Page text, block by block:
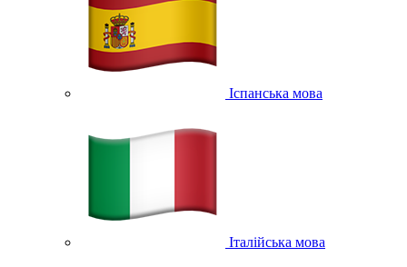
Іспанська мова
Італійська мова